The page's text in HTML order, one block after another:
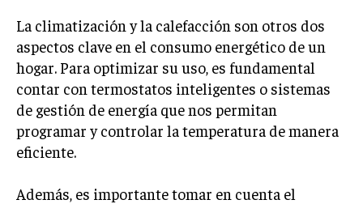
La climatización y la calefacción son otros dos
aspectos clave en el consumo energético de un
hogar. Para optimizar su uso, es fundamental
contar con termostatos inteligentes o sistemas
de gestión de energía que nos permitan
programar y controlar la temperatura de manera
eficiente.
Además, es importante tomar en cuenta el